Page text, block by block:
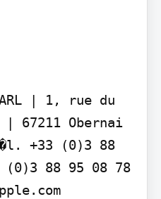
| 1, rue du
| 67211 Obernai
+33 (0)3 88
(0)3 88 95 08 78